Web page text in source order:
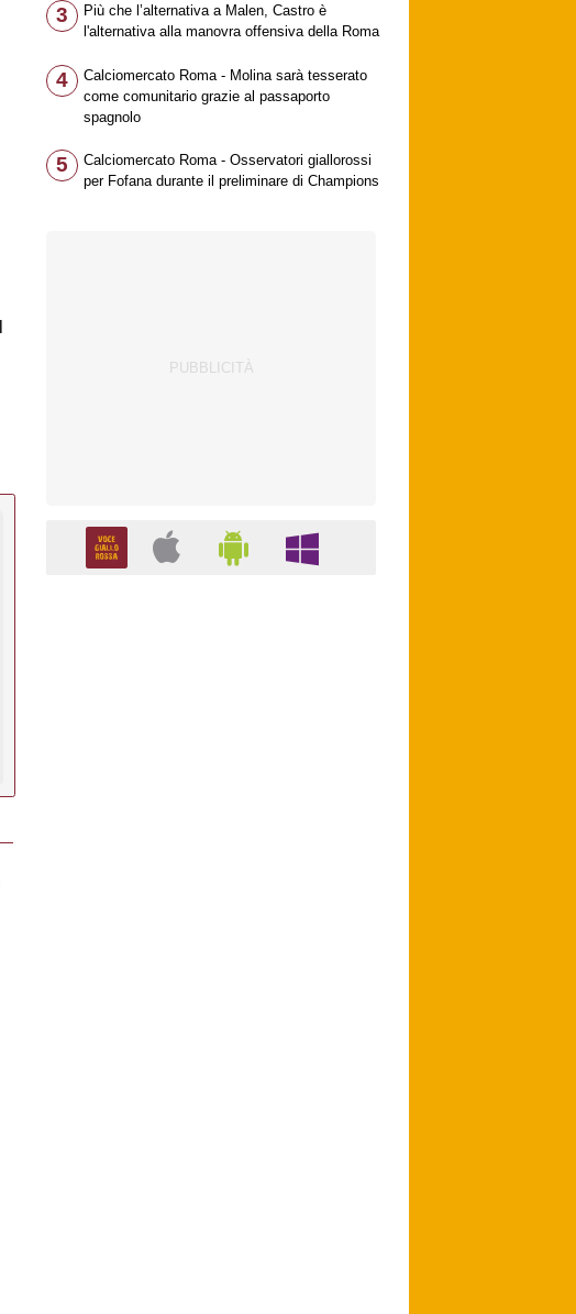
3
Più che l’alternativa a Malen, Castro è
l'alternativa alla manovra offensiva della Roma
4
Calciomercato Roma - Molina sarà tesserato
come comunitario grazie al passaporto
spagnolo
5
Calciomercato Roma - Osservatori giallorossi
per Fofana durante il preliminare di Champions